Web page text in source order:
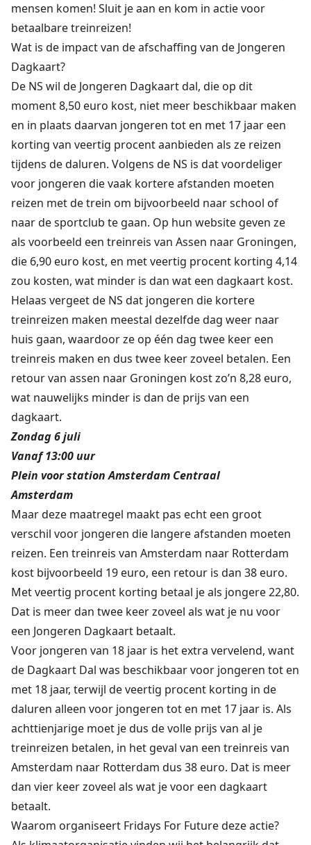
mensen komen! Sluit je aan en kom in actie voor
betaalbare treinreizen!
Wat is de impact van de afschaffing van de Jongeren
Dagkaart?
De NS wil de Jongeren Dagkaart dal, die op dit
moment 8,50 euro kost, niet meer beschikbaar maken
en in plaats daarvan jongeren tot en met 17 jaar een
korting van veertig procent aanbieden als ze reizen
tijdens de daluren. Volgens de NS is dat voordeliger
voor jongeren die vaak kortere afstanden moeten
reizen met de trein om bijvoorbeeld naar school of
naar de sportclub te gaan. Op hun website geven ze
als voorbeeld een treinreis van Assen naar Groningen,
die 6,90 euro kost, en met veertig procent korting 4,14
zou kosten, wat minder is dan wat een dagkaart kost.
Helaas vergeet de NS dat jongeren die kortere
treinreizen maken meestal dezelfde dag weer naar
huis gaan, waardoor ze op één dag twee keer een
treinreis maken en dus twee keer zoveel betalen. Een
retour van assen naar Groningen kost zo’n 8,28 euro,
wat nauwelijks minder is dan de prijs van een
dagkaart.
Zondag 6 juli
Vanaf 13:00 uur
Plein voor station Amsterdam Centraal
Amsterdam
Maar deze maatregel maakt pas echt een groot
verschil voor jongeren die langere afstanden moeten
reizen. Een treinreis van Amsterdam naar Rotterdam
kost bijvoorbeeld 19 euro, een retour is dan 38 euro.
Met veertig procent korting betaal je als jongere 22,80.
Dat is meer dan twee keer zoveel als wat je nu voor
een Jongeren Dagkaart betaalt.
Voor jongeren van 18 jaar is het extra vervelend, want
de Dagkaart Dal was beschikbaar voor jongeren tot en
met 18 jaar, terwijl de veertig procent korting in de
daluren alleen voor jongeren tot en met 17 jaar is. Als
achttienjarige moet je dus de volle prijs van al je
treinreizen betalen, in het geval van een treinreis van
Amsterdam naar Rotterdam dus 38 euro. Dat is meer
dan vier keer zoveel als wat je voor een dagkaart
betaalt.
Waarom organiseert Fridays For Future deze actie?